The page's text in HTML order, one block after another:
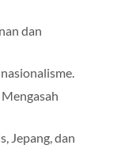
dan
Jepang, dan